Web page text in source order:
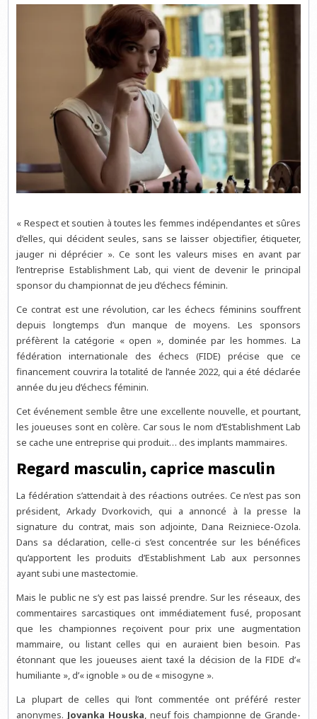
« Respect et soutien à toutes les femmes indépendantes et sûres
d’elles, qui décident seules, sans se laisser objectifier, étiqueter,
jauger ni déprécier ». Ce sont les valeurs mises en avant par
l’entreprise Establishment Lab, qui vient de devenir le principal
sponsor du championnat de jeu d’échecs féminin.
Ce contrat est une révolution, car les échecs féminins souffrent
depuis longtemps d’un manque de moyens. Les sponsors
préfèrent la catégorie « open », dominée par les hommes. La
fédération internationale des échecs (FIDE) précise que ce
financement couvrira la totalité de l’année 2022, qui a été déclarée
année du jeu d’échecs féminin.
Cet événement semble être une excellente nouvelle, et pourtant,
les joueuses sont en colère. Car sous le nom d’Establishment Lab
se cache une entreprise qui produit… des implants mammaires.
Regard masculin, caprice masculin
La fédération s’attendait à des réactions outrées. Ce n’est pas son
président, Arkady Dvorkovich, qui a annoncé à la presse la
signature du contrat, mais son adjointe, Dana Reizniece-Ozola.
Dans sa déclaration, celle-ci s’est concentrée sur les bénéfices
qu’apportent les produits d’Establishment Lab aux personnes
ayant subi une mastectomie.
Mais le public ne s’y est pas laissé prendre. Sur les réseaux, des
commentaires sarcastiques ont immédiatement fusé, proposant
que les championnes reçoivent pour prix une augmentation
mammaire, ou listant celles qui en auraient bien besoin. Pas
étonnant que les joueuses aient taxé la décision de la FIDE d’«
humiliante », d’« ignoble » ou de « misogyne ».
La plupart de celles qui l’ont commentée ont préféré rester
anonymes. Jovanka Houska, neuf fois championne de Grande-